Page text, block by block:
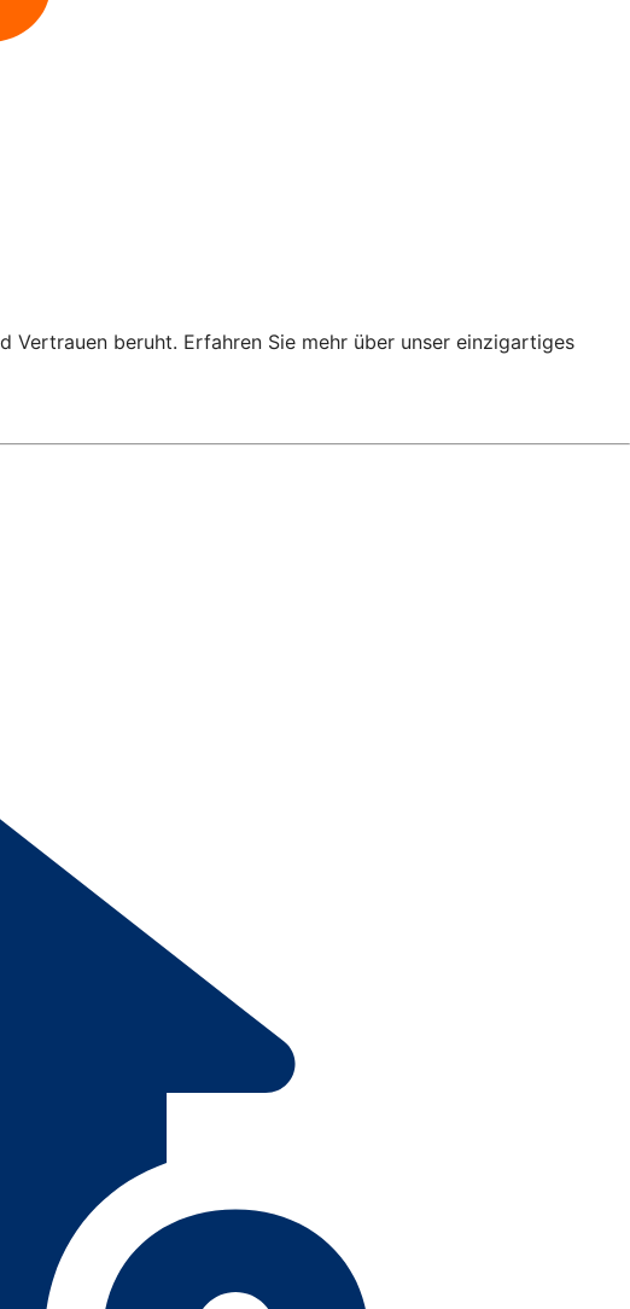
Vertrauen beruht. Erfahren Sie mehr über unser einzigartiges